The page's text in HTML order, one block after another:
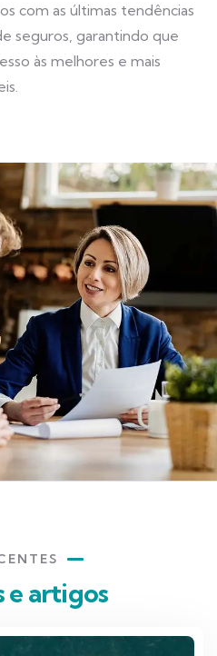
com as últimas tendências
seguros, garantindo que
às melhores e mais
e artigos